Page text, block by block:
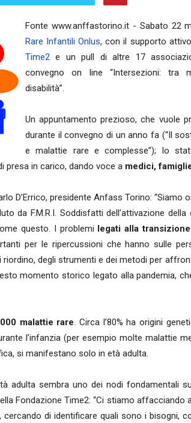
Fonte www.anffastorino.it - Sabato 22
Rare Infantili Onlus, con il supporto
Time2 e un pull di altre 17
convegno on line “Intersezioni: tra
disabilità”.
Un appuntamento prezioso, che vuole
durante il convegno di un anno fa (“Il
e malattie rare e complesse”); lo
presa in carico, dando voce a medici,
D’Errico, presidente Anfass Torino: “Siamo
da F.M.R.I. Soddisfatti dell’attivazione
questo. I problemi
legati alla
per le ripercussioni che hanno sulle
degli strumenti e dei metodi per
momento storico legato alla pandemia,
malattie rare. Circa l’80% ha origini
l’infanzia (per esempio molte malattie
si manifestano solo in età adulta.
adulta sembra uno dei nodi fondamentali
Fondazione Time2: “Ci stiamo affacciando
cercando di identificare quali sono i bisogni,